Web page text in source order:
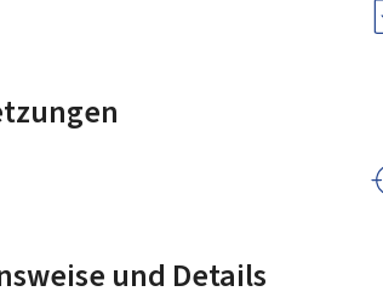
und Details